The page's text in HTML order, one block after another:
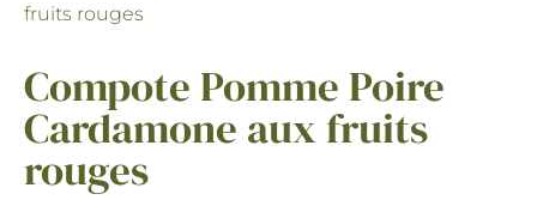
fruits rouges
Compote Pomme Poire
Cardamone aux fruits
rouges